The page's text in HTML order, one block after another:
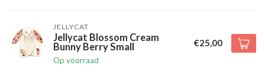
JELLYCAT
Jellycat Blossom Cream
Bunny Berry Small
Op voorraad
€25,00